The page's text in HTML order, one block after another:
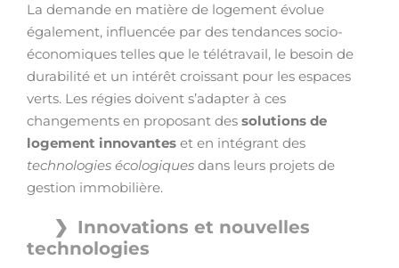
La demande en matière de logement évolue
également, influencée par des tendances socio-
économiques telles que le télétravail, le besoin de
durabilité et un intérêt croissant pour les espaces
verts. Les régies doivent s’adapter à ces
changements en proposant des solutions de
logement innovantes et en intégrant des
technologies écologiques dans leurs projets de
gestion immobilière.
Innovations et nouvelles
technologies